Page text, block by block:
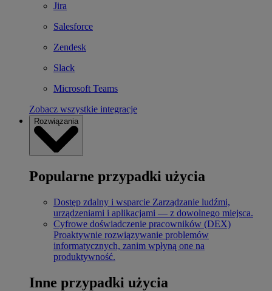
Jira
Salesforce
Zendesk
Slack
Microsoft Teams
Zobacz wszystkie integracje
Rozwiązania
Popularne przypadki użycia
Dostęp zdalny i wsparcie Zarządzanie ludźmi,
urządzeniami i aplikacjami — z dowolnego miejsca.
Cyfrowe doświadczenie pracowników (DEX)
Proaktywnie rozwiązywanie problemów
informatycznych, zanim wpłyną one na
produktywność.
Inne przypadki użycia